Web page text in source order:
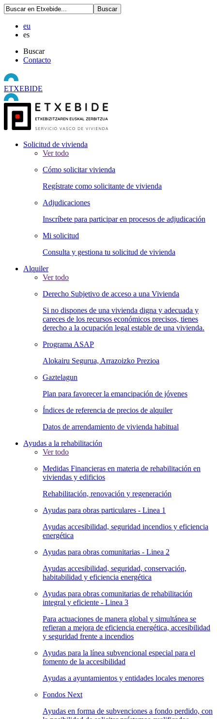
eu
es
Buscar
Contacto
ETXEBIDE
Solicitud de vivienda
Ver todo
Cómo solicitar vivienda
Regístrate como solicitante de vivienda
Adjudicaciones
Inscríbete para participar en procesos de adjudicación
Mi solicitud
Consulta y gestiona tu solicitud de vivienda
Alquiler
Ver todo
Derecho Subjetivo de acceso a una Vivienda
Si no dispones de una vivienda digna y adecuada y
careces de los recursos económicos precisos, tienes
derecho a la ocupación legal estable de una vivienda.
Programa ASAP
Alokairu Segurua, Arrazoizko Prezioa
Gaztelagun
Plan para favorecer la emancipación de jóvenes
Índices de referencia de precios de alquiler
Datos de arrendamiento de vivienda habitual
Ayudas a la rehabilitación
Ver todo
Medidas Financieras en materia de rehabilitación en
viviendas y edificios
Rehabilitación, renovación y regeneración
Ayudas para obras particulares - Linea 1
Ayudas accesibilidad, seguridad incendios y eficiencia
energética
Ayudas para obras comunitarias - Linea 2
Ayudas accesibilidad, seguridad, conservación,
habitabilidad y eficiencia energética
Ayudas para obras comunitarias de rehabilitación
integral y eficiente - Linea 3
Para actuaciones de manera global y simultánea se
refieran a mejora de eficiencia energética, accesibilidad
y seguridad frente a incendios
Ayudas para la línea subvencional especial para el
fomento de la accesibilidad
Ayudas a ayuntamientos y entidades locales menores
Fondos Next
Ayudas en forma de subvenciones a fondo perdido, con